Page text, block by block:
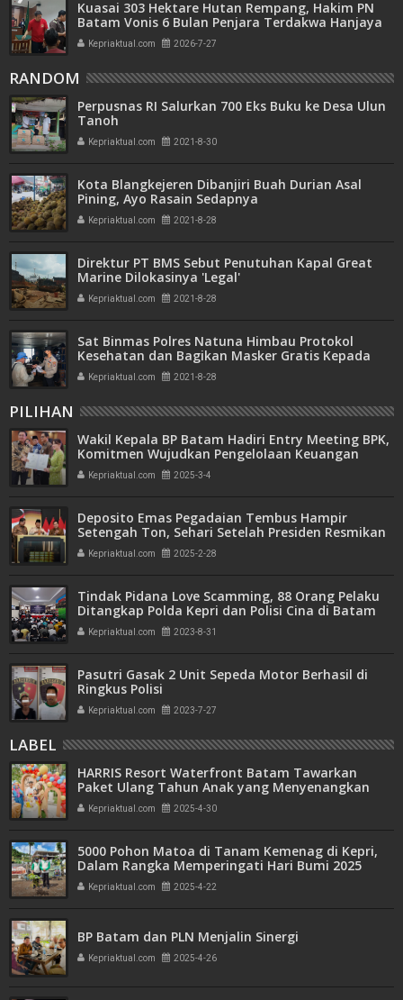
Kuasai 303 Hektare Hutan Rempang, Hakim PN
Batam Vonis 6 Bulan Penjara Terdakwa Hanjaya
Kepriaktual.com 2026-7-27
RANDOM
Perpusnas RI Salurkan 700 Eks Buku ke Desa Ulun
Tanoh
Kepriaktual.com 2021-8-30
Kota Blangkejeren Dibanjiri Buah Durian Asal
Pining, Ayo Rasain Sedapnya
Kepriaktual.com 2021-8-28
Direktur PT BMS Sebut Penutuhan Kapal Great
Marine Dilokasinya 'Legal'
Kepriaktual.com 2021-8-28
Sat Binmas Polres Natuna Himbau Protokol
Kesehatan dan Bagikan Masker Gratis Kepada
Warga
Kepriaktual.com 2021-8-28
PILIHAN
Wakil Kepala BP Batam Hadiri Entry Meeting BPK,
Komitmen Wujudkan Pengelolaan Keuangan
Transparan dan Akuntabel
Kepriaktual.com 2025-3-4
Deposito Emas Pegadaian Tembus Hampir
Setengah Ton, Sehari Setelah Presiden Resmikan
Bank Emas
Kepriaktual.com 2025-2-28
Tindak Pidana Love Scamming, 88 Orang Pelaku
Ditangkap Polda Kepri dan Polisi Cina di Batam
Kepriaktual.com 2023-8-31
Pasutri Gasak 2 Unit Sepeda Motor Berhasil di
Ringkus Polisi
Kepriaktual.com 2023-7-27
LABEL
HARRIS Resort Waterfront Batam Tawarkan
Paket Ulang Tahun Anak yang Menyenangkan
Kepriaktual.com 2025-4-30
5000 Pohon Matoa di Tanam Kemenag di Kepri,
Dalam Rangka Memperingati Hari Bumi 2025
Kepriaktual.com 2025-4-22
BP Batam dan PLN Menjalin Sinergi
Kepriaktual.com 2025-4-26